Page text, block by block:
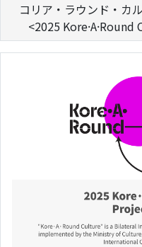
コリア・ラウンド・カ
<2025